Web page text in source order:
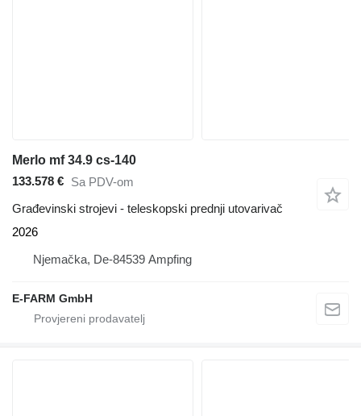
Merlo mf 34.9 cs-140
133.578 € Sa PDV-om
Građevinski strojevi - teleskopski prednji utovarivač
2026
Njemačka, De-84539 Ampfing
E-FARM GmbH